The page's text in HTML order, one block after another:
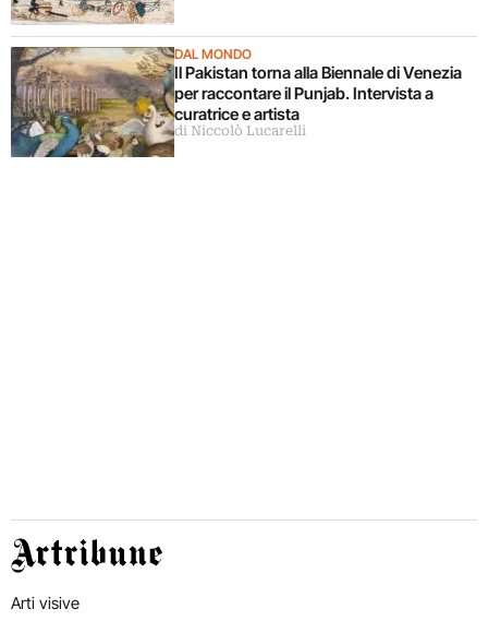
DAL MONDO
Il Pakistan torna alla Biennale di Venezia
per raccontare il Punjab. Intervista a
curatrice e artista
di Niccolò Lucarelli
Artribune
Arti visive